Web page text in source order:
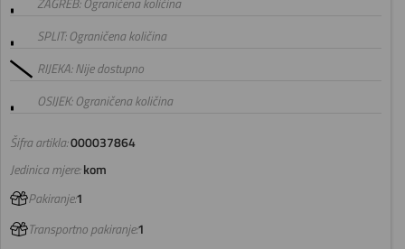
Šifra artikla:000037864
SPLIT: Ograničena količina
RIJEKA: Nije dostupno
OSIJEK: Ograničena količina
Jedinica mjere:kom
Pakiranje:1
Transportno pakiranje:1